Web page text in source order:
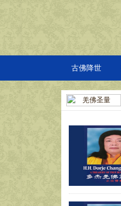
古佛降世
羌佛圣量